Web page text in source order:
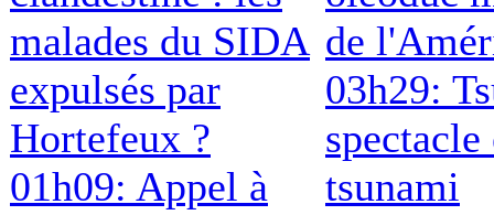
malades du SIDA
expulsés par
Hortefeux ?
01h09: Appel à
de
03h29:
spectacle
tsunami